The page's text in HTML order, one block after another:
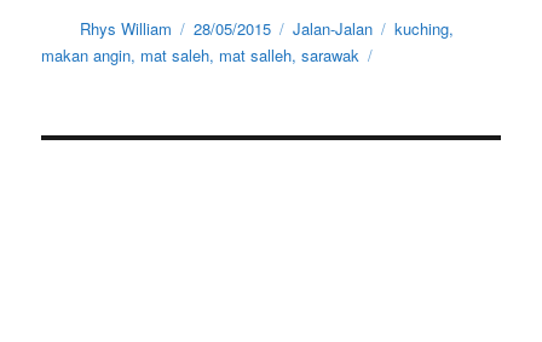
Author
Rhys William
Posted
on
28/05/2015 Categories
Jalan-Jalan Tags
kuching,
makan angin, mat saleh, mat salleh,sarawak